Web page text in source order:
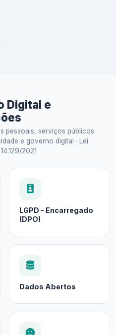
Digital e
pessoais, serviços públicos
e governo digital · Lei
2021
LGPD - Encarregado
(DPO)
Dados Abertos